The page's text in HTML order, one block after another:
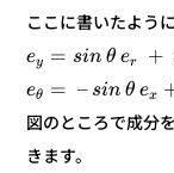
ここに書いたよう
ey = sin θ er +
eθ = – sin θ ex
図のところで成分
きます。